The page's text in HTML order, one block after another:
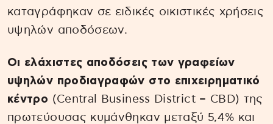
καταγράφηκαν σε ειδικές οικιστικές χρήσεις
υψηλών αποδόσεων.
Οι ελάχιστες αποδόσεις των γραφείων
υψηλών προδιαγραφών στο επιχειρηματικό
κέντρο (Central Business District – CBD) της
πρωτεύουσας κυμάνθηκαν μεταξύ 5,4% και